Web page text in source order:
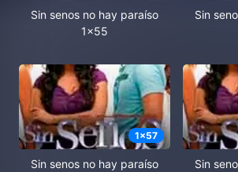
Sin senos no hay paraíso
1x55
Sin
1x57
Sin senos no hay paraíso
Sin